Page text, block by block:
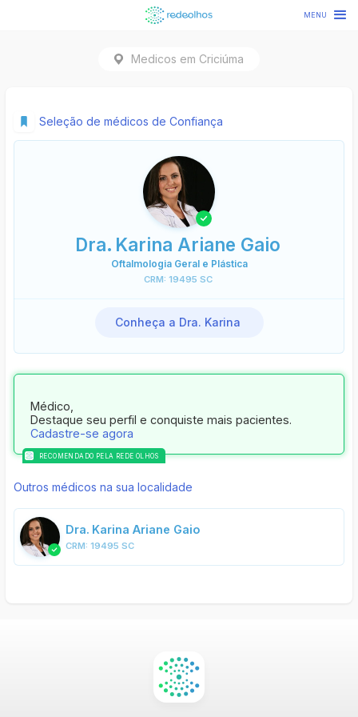
MENU
Medicos em Criciúma
Seleção de médicos de Confiança
Dra. Karina Ariane Gaio
Oftalmologia Geral e Plástica
CRM: 19495 SC
Conheça a Dra. Karina
Médico,
Destaque seu perfil e conquiste mais pacientes.
Cadastre-se agora
RECOMENDADO PELA REDE OLHOS
Outros médicos na sua localidade
CRM: 19495 SC
Dra. Karina Ariane Gaio